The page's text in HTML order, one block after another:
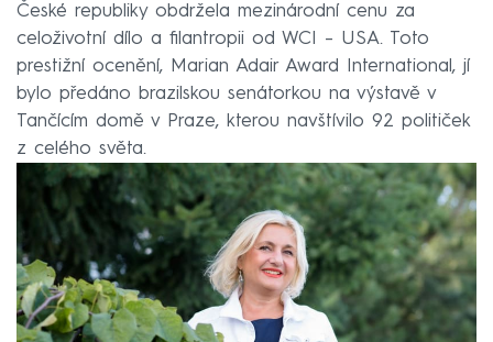
České republiky obdržela mezinárodní cenu za
celoživotní dílo a filantropii od WCI – USA. Toto
prestižní ocenění, Marian Adair Award International, jí
bylo předáno brazilskou senátorkou na výstavě v
Tančícím domě v Praze, kterou navštívilo 92 političek
z celého světa.